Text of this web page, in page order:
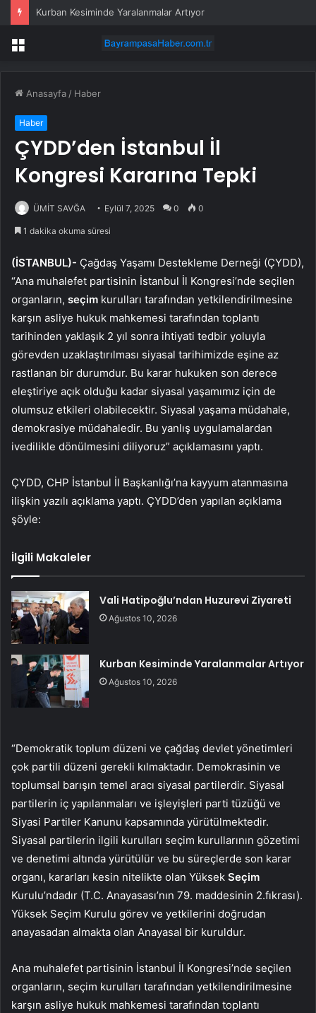
Kurban Kesiminde Yaralanmalar Artıyor
Menü
Anasayfa / Haber
Haber
ÇYDD’den İstanbul İl
Kongresi Kararına Tepki
ÜMİT SAVĞA Eylül 7, 2025 0 0
1 dakika okuma süresi
(İSTANBUL)- Çağdaş Yaşamı Destekleme Derneği (ÇYDD),
“Ana muhalefet partisinin İstanbul İl Kongresi’nde seçilen
organların, seçim kurulları tarafından yetkilendirilmesine
karşın asliye hukuk mahkemesi tarafından toplantı
tarihinden yaklaşık 2 yıl sonra ihtiyati tedbir yoluyla
görevden uzaklaştırılması siyasal tarihimizde eşine az
rastlanan bir durumdur. Bu karar hukuken son derece
eleştiriye açık olduğu kadar siyasal yaşamımız için de
olumsuz etkileri olabilecektir. Siyasal yaşama müdahale,
demokrasiye müdahaledir. Bu yanlış uygulamalardan
ivedilikle dönülmesini diliyoruz” açıklamasını yaptı.
ÇYDD, CHP İstanbul İl Başkanlığı’na kayyum atanmasına
ilişkin yazılı açıklama yaptı. ÇYDD’den yapılan açıklama
şöyle:
İlgili Makaleler
Vali Hatipoğlu’ndan Huzurevi Ziyareti
Ağustos 10, 2026
Kurban Kesiminde Yaralanmalar Artıyor
Ağustos 10, 2026
“Demokratik toplum düzeni ve çağdaş devlet yönetimleri
çok partili düzeni gerekli kılmaktadır. Demokrasinin ve
toplumsal barışın temel aracı siyasal partilerdir. Siyasal
partilerin iç yapılanmaları ve işleyişleri parti tüzüğü ve
Siyasi Partiler Kanunu kapsamında yürütülmektedir.
Siyasal partilerin ilgili kurulları seçim kurullarının gözetimi
ve denetimi altında yürütülür ve bu süreçlerde son karar
organı, kararları kesin nitelikte olan Yüksek Seçim
Kurulu’ndadır (T.C. Anayasası’nın 79. maddesinin 2.fıkrası).
Yüksek Seçim Kurulu görev ve yetkilerini doğrudan
anayasadan almakta olan Anayasal bir kuruldur.
Ana muhalefet partisinin İstanbul İl Kongresi’nde seçilen
organların, seçim kurulları tarafından yetkilendirilmesine
karşın asliye hukuk mahkemesi tarafından toplantı